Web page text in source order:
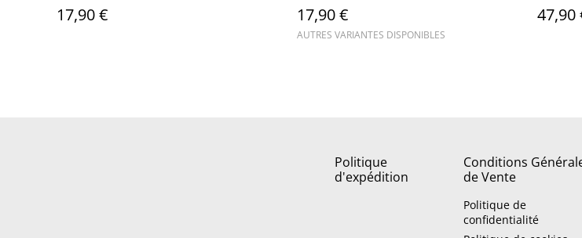
17,90 € 17,90 €
AUTRES VARIANTES DISPONIBLES
47,90
Politique
d'expédition
Conditions
de Vente
Politique de
confidentialité